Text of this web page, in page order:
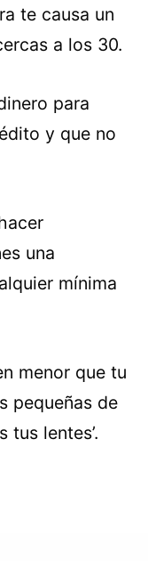
te causa un
a los 30.
para
y que no
una
mínima
menor que tu
pequeñas de
tus lentes’.